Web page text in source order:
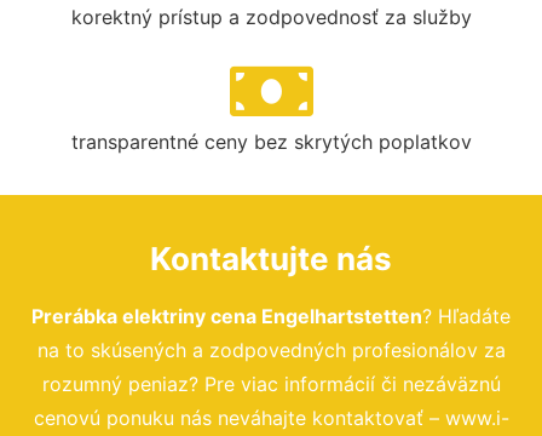
korektný prístup a zodpovednosť za služby
transparentné ceny bez skrytých poplatkov
Kontaktujte nás
Prerábka elektriny cena Engelhartstetten? Hľadáte
na to skúsených a zodpovedných profesionálov za
rozumný peniaz? Pre viac informácií či nezáväznú
cenovú ponuku nás neváhajte kontaktovať – www.i-